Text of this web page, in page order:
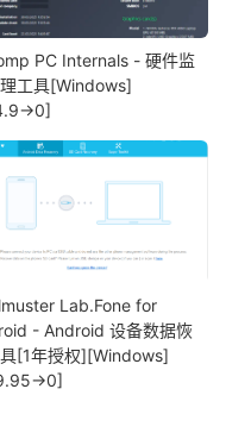
PC Internals - 硬件监
工具[Windows]
Lab.Fone for
- Android 设备数据恢
[1年授权][Windows]